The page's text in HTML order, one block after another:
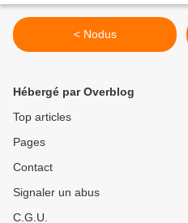
< Nodus
Hébergé par Overblog
Top articles
Pages
Contact
Signaler un abus
C.G.U.